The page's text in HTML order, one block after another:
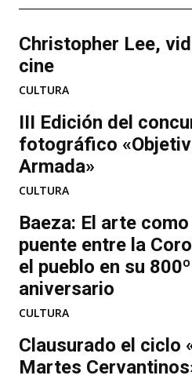
Christopher Lee,
cine
CULTURA
III Edición del
fotográfico
Armada»
CULTURA
Baeza: El arte como
puente entre la
el pueblo en su 800º
aniversario
CULTURA
Clausurado el ciclo
Martes